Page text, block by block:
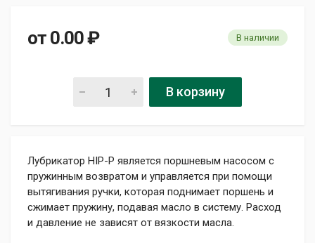
Лубрикатор HIP-P является поршневым насосом с
пружинным возвратом и управляется при помощи
вытягивания ручки, которая поднимает поршень и
сжимает пружину, подавая масло в систему. Расход
и давление не зависят от вязкости масла.
от 0.00 ₽ В наличии
В корзину